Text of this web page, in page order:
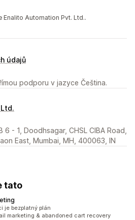
Automation Pvt. Ltd..
údajů
podporu v jazyce Čeština.
6 - 1, Doodhsagar, CHSL CIBA Road,
East, Mumbai, MH, 400063, IN
tato
192
je bezplatný plán
marketing & abandoned cart recovery